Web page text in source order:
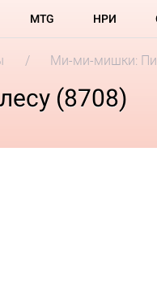
MTG НРИ
Ми-ми-мишки:
(8708)